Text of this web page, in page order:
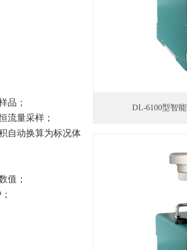
品；
流量采样；
自动换算为标况体
值；
DL-6100型智